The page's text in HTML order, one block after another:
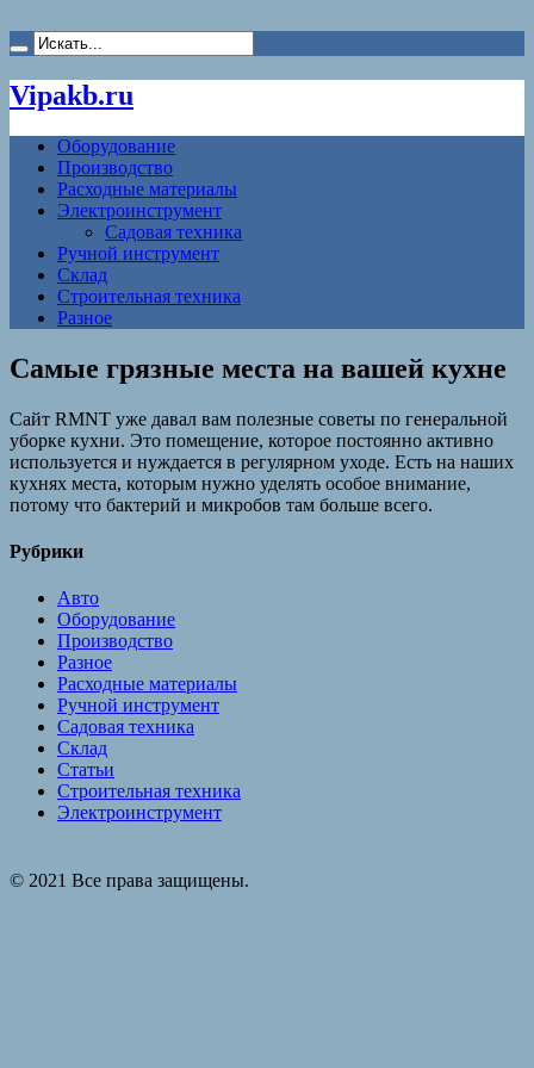
Vipakb.ru
Оборудование
Производство
Расходные материалы
Электроинструмент
Садовая техника
Ручной инструмент
Склад
Строительная техника
Разное
Самые грязные места на вашей кухне
Сайт RMNT уже давал вам полезные советы по генеральной
уборке кухни. Это помещение, которое постоянно активно
используется и нуждается в регулярном уходе. Есть на наших
кухнях места, которым нужно уделять особое внимание,
потому что бактерий и микробов там больше всего.
Рубрики
Авто
Оборудование
Производство
Разное
Расходные материалы
Ручной инструмент
Садовая техника
Склад
Статьи
Строительная техника
Электроинструмент
© 2021 Все права защищены.